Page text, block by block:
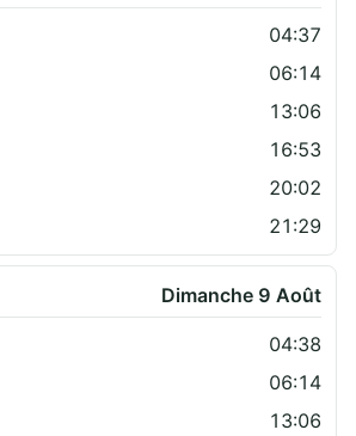
04:37
06:14
13:06
16:53
20:02
21:29
Dimanche 9 Août
04:38
06:14
13:06